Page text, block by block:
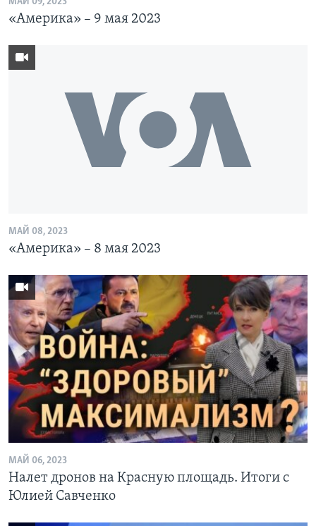
«Америка» – 9 мая 2023
МАЙ 08, 2023
«Америка» – 8 мая 2023
МАЙ 06, 2023
Налет дронов на Красную площадь. Итоги с
Юлией Савченко